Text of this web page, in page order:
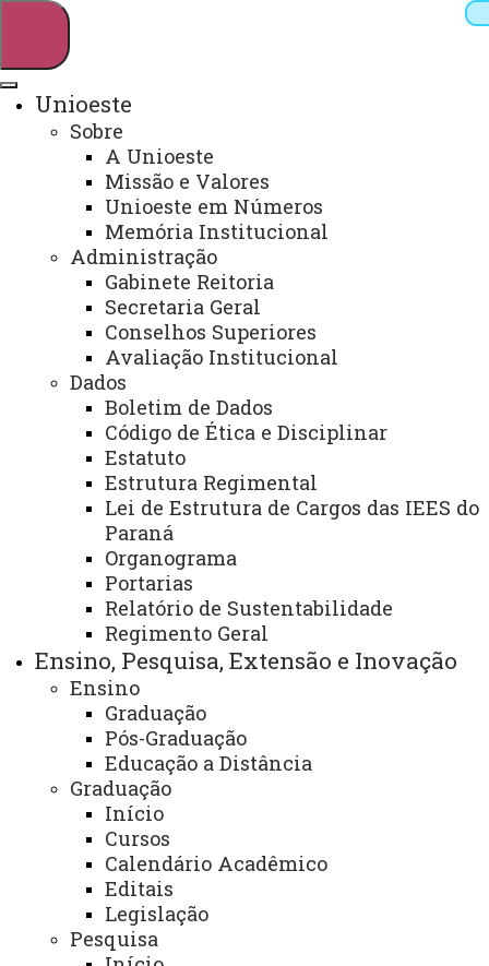
Webmail Sistemas
Telefones
Arquivo Virtual
Campus
Unioeste
Sobre
A Unioeste
Missão e Valores
Unioeste em Números
Memória Institucional
Administração
Gabinete Reitoria
Secretaria Geral
Conselhos Superiores
Avaliação Institucional
Dados
Boletim de Dados
Código de Ética e Disciplinar
Estatuto
Estrutura Regimental
Lei de Estrutura de Cargos das IEES do
Paraná
Organograma
Portarias
Relatório de Sustentabilidade
Regimento Geral
Ensino, Pesquisa, Extensão e Inovação
Ensino
Graduação
Pós-Graduação
Educação a Distância
Graduação
Início
Cursos
Calendário Acadêmico
Editais
Legislação
Pesquisa
ASSISTÊNCIA ESTUDANTIL
Você está aqui:Unioeste
Comunidade Unioeste
Assistência Estudantil
Editais 2021
ATUALIZAÇÃO MAIS RECENTE: 23 DE MARÇO DE
ACESSOS: 9463
Você está aqui:Unioeste
Comunidade Unioeste
Assistência Estudantil